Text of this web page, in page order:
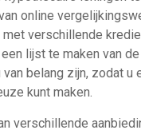
online
met verschillende
lijst te maken van
belang zijn, zodat u
kunt maken.
verschillende